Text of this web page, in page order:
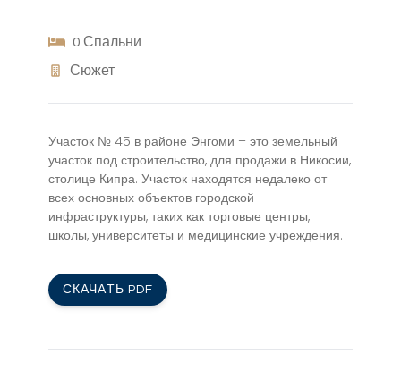
0 Спальни
Сюжет
Участок № 45 в районе Энгоми – это земельный
участок под строительство, для продажи в Никосии,
столице Кипра. Участок находятся недалеко от
всех основных объектов городской
инфраструктуры, таких как торговые центры,
школы, университеты и медицинские учреждения.
СКАЧАТЬ PDF